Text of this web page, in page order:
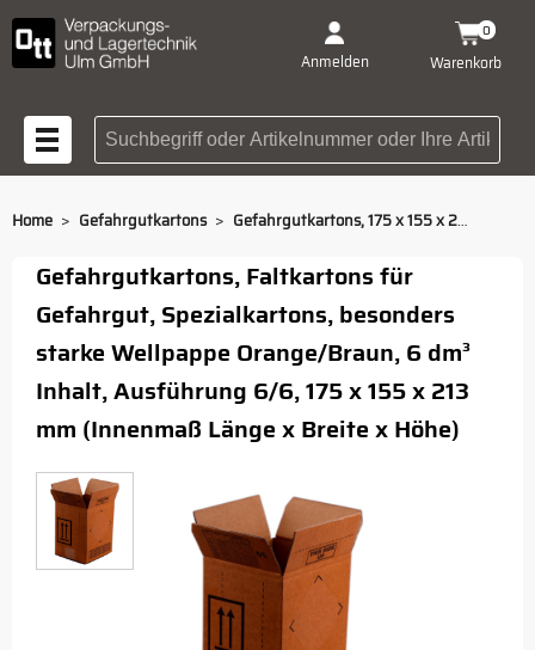
Anmelden Warenkorb
0
Suchbegriff oder
Home > Gefahrgutkartons > Gefahrgutkartons, 175 x 155 x 213 mm
Gefahrgutkartons, Faltkartons für
Gefahrgut, Spezialkartons, besonders
starke Wellpappe Orange/Braun, 6 dm³
Inhalt, Ausführung 6/6, 175 x 155 x 213
mm (Innenmaß Länge x Breite x Höhe)